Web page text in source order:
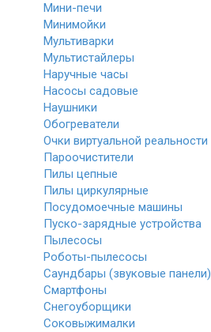
Мини-печи
Минимойки
Мультиварки
Мультистайлеры
Наручные часы
Насосы садовые
Наушники
Обогреватели
Очки виртуальной реальности
Пароочистители
Пилы цепные
Пилы циркулярные
Посудомоечные машины
Пуско-зарядные устройства
Пылесосы
Роботы-пылесосы
Саундбары (звуковые панели)
Смартфоны
Снегоуборщики
Соковыжималки